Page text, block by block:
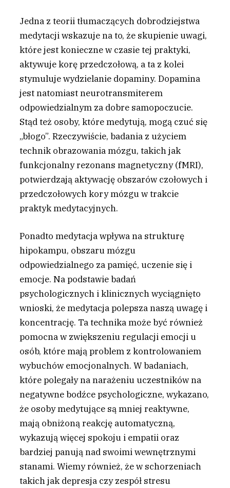
Jedna z teorii tłumaczących dobrodziejstwa
medytacji wskazuje na to, że skupienie uwagi,
które jest konieczne w czasie tej praktyki,
aktywuje korę przedczołową, a ta z kolei
stymuluje wydzielanie dopaminy. Dopamina
jest natomiast neurotransmiterem
odpowiedzialnym za dobre samopoczucie.
Stąd też osoby, które medytują, mogą czuć się
„błogo”. Rzeczywiście, badania z użyciem
technik obrazowania mózgu, takich jak
funkcjonalny rezonans magnetyczny (fMRI),
potwierdzają aktywację obszarów czołowych i
przedczołowych kory mózgu w trakcie
praktyk medytacyjnych.
Ponadto medytacja wpływa na strukturę
hipokampu, obszaru mózgu
odpowiedzialnego za pamięć, uczenie się i
emocje. Na podstawie badań
psychologicznych i klinicznych wyciągnięto
wnioski, że medytacja polepsza naszą uwagę i
koncentrację. Ta technika może być również
pomocna w zwiększeniu regulacji emocji u
osób, które mają problem z kontrolowaniem
wybuchów emocjonalnych. W badaniach,
które polegały na narażeniu uczestników na
negatywne bodźce psychologiczne, wykazano,
że osoby medytujące są mniej reaktywne,
mają obniżoną reakcję automatyczną,
wykazują więcej spokoju i empatii oraz
bardziej panują nad swoimi wewnętrznymi
stanami. Wiemy również, że w schorzeniach
takich jak depresja czy zespół stresu